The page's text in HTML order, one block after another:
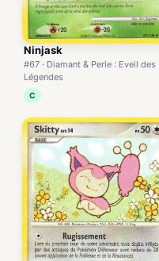
Ninjask
#67 · Diamant & Perle : Eveil des
Légendes
C